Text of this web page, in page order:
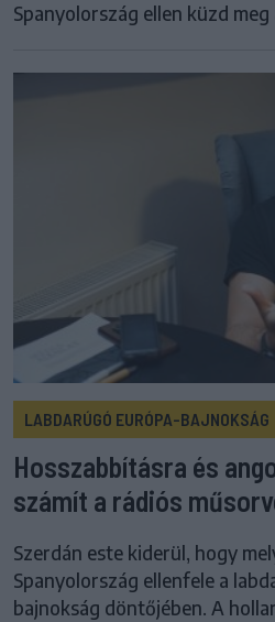
Spanyolország ellen küzd
LABDARÚGÓ EURÓPA-BAJNOKSÁG
Hosszabbításra és
számít a rádiós
Szerdán este kiderül, hogy
Spanyolország ellenfele a
bajnokság döntőjében. A